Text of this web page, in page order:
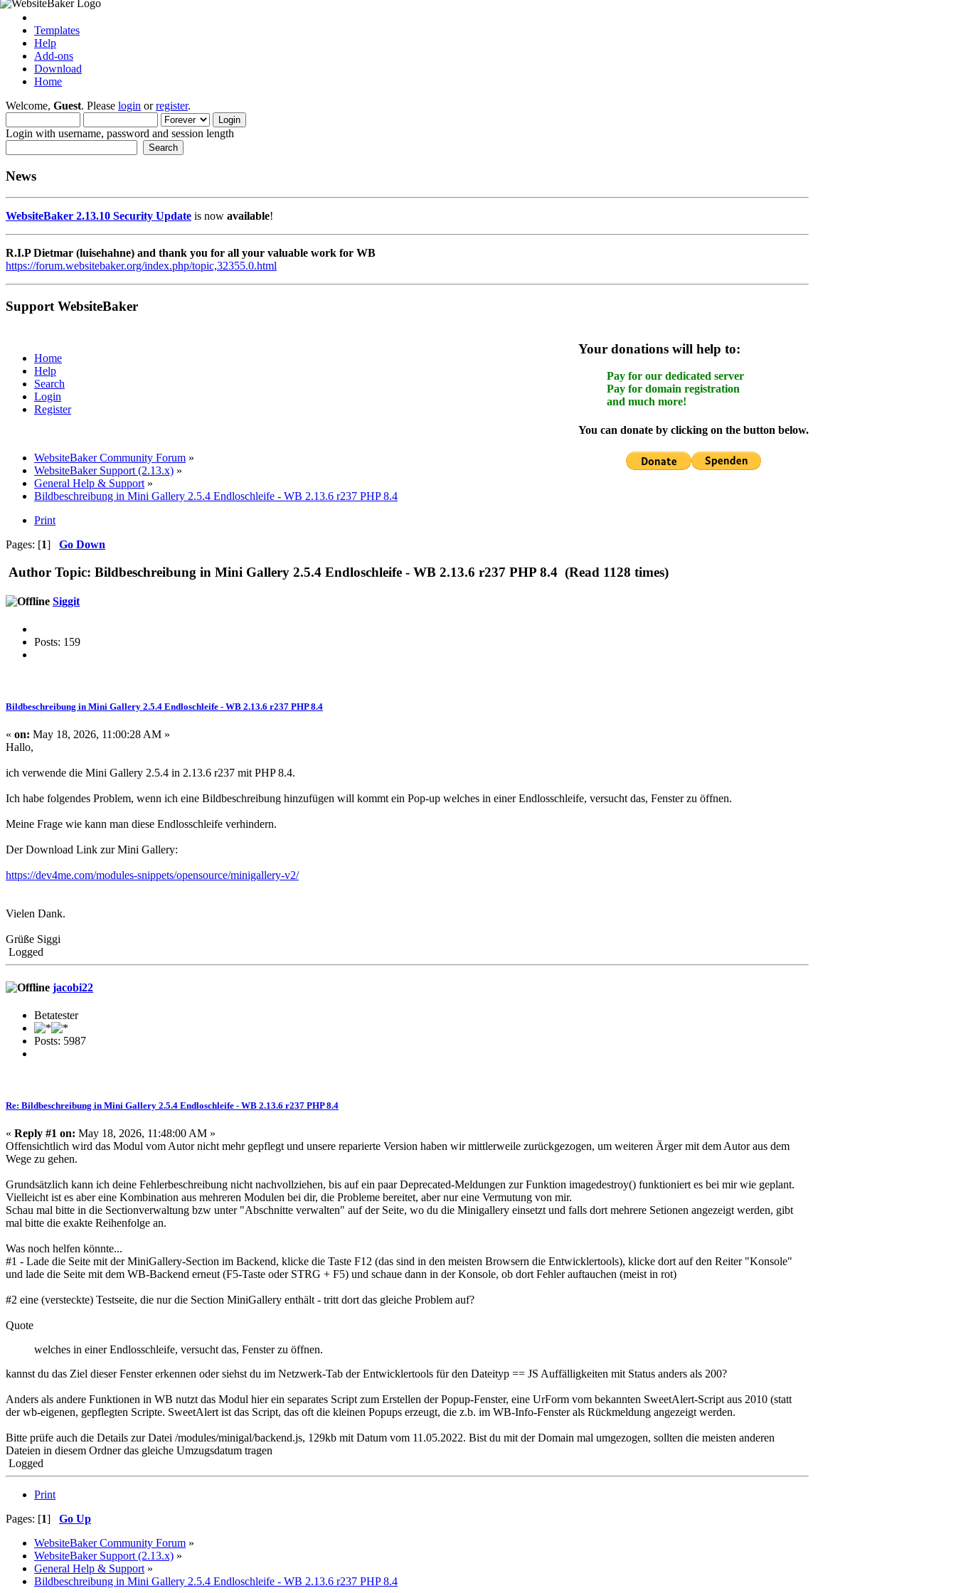
Templates
Help
Add-ons
Download
Home
Welcome, Guest. Please login orregister.
Login with username, password and session length
News
WebsiteBaker 2.13.10 Security Update is now available!
R.I.P Dietmar (luisehahne) and thank you for all your valuable work for WB
https://forum.websitebaker.org/index.php/topic,32355.0.html
Support WebsiteBaker
Your donations will help to:
Pay for our dedicated server
Pay for domain registration
and much more!
You can donate by clicking on the button below.
Home
Help
Search
Login
Register
WebsiteBaker Community Forum »
WebsiteBaker Support (2.13.x) »
General Help & Support »
Bildbeschreibung in Mini Gallery 2.5.4 Endloschleife - WB 2.13.6 r237 PHP 8.4
Print
Pages: [1] Go Down
Author Topic: Bildbeschreibung in Mini Gallery 2.5.4 Endloschleife - WB 2.13.6 r237 PHP 8.4 (Read 1128 times)
Siggit
Posts: 159
Bildbeschreibung in Mini Gallery 2.5.4 Endloschleife - WB 2.13.6 r237 PHP 8.4
« on: May 18, 2026, 11:00:28 AM »
Hallo,
ich verwende die Mini Gallery 2.5.4 in 2.13.6 r237 mit PHP 8.4.
Ich habe folgendes Problem, wenn ich eine Bildbeschreibung hinzufügen will kommt ein Pop-up welches in einer Endlosschleife, versucht das, Fenster zu öffnen.
Meine Frage wie kann man diese Endlosschleife verhindern.
Der Download Link zur Mini Gallery:
https://dev4me.com/modules-snippets/opensource/minigallery-v2/
Vielen Dank.
Grüße Siggi
Logged
jacobi22
Betatester
Posts: 5987
Re: Bildbeschreibung in Mini Gallery 2.5.4 Endloschleife - WB 2.13.6 r237 PHP 8.4
« Reply #1 on: May 18, 2026, 11:48:00 AM »
Offensichtlich wird das Modul vom Autor nicht mehr gepflegt und unsere reparierte Version haben wir mittlerweile zurückgezogen, um weiteren Ärger mit dem Autor aus dem
Wege zu gehen.
Grundsätzlich kann ich deine Fehlerbeschreibung nicht nachvollziehen, bis auf ein paar Deprecated-Meldungen zur Funktion imagedestroy() funktioniert es bei mir wie geplant.
Vielleicht ist es aber eine Kombination aus mehreren Modulen bei dir, die Probleme bereitet, aber nur eine Vermutung von mir.
Schau mal bitte in die Sectionverwaltung bzw unter "Abschnitte verwalten" auf der Seite, wo du die Minigallery einsetzt und falls dort mehrere Setionen angezeigt werden, gibt
mal bitte die exakte Reihenfolge an.
Was noch helfen könnte...
#1 - Lade die Seite mit der MiniGallery-Section im Backend, klicke die Taste F12 (das sind in den meisten Browsern die Entwicklertools), klicke dort auf den Reiter "Konsole"
und lade die Seite mit dem WB-Backend erneut (F5-Taste oder STRG + F5) und schaue dann in der Konsole, ob dort Fehler auftauchen (meist in rot)
#2 eine (versteckte) Testseite, die nur die Section MiniGallery enthält - tritt dort das gleiche Problem auf?
Quote
welches in einer Endlosschleife, versucht das, Fenster zu öffnen.
kannst du das Ziel dieser Fenster erkennen oder siehst du im Netzwerk-Tab der Entwicklertools für den Dateityp == JS Auffälligkeiten mit Status anders als 200?
Anders als andere Funktionen in WB nutzt das Modul hier ein separates Script zum Erstellen der Popup-Fenster, eine UrForm vom bekannten SweetAlert-Script aus 2010 (statt
der wb-eigenen, gepflegten Scripte. SweetAlert ist das Script, das oft die kleinen Popups erzeugt, die z.b. im WB-Info-Fenster als Rückmeldung angezeigt werden.
Bitte prüfe auch die Details zur Datei /modules/minigal/backend.js, 129kb mit Datum vom 11.05.2022. Bist du mit der Domain mal umgezogen, sollten die meisten anderen
Dateien in diesem Ordner das gleiche Umzugsdatum tragen
Logged
Print
Pages: [1] Go Up
WebsiteBaker Community Forum »
WebsiteBaker Support (2.13.x) »
General Help & Support »
Bildbeschreibung in Mini Gallery 2.5.4 Endloschleife - WB 2.13.6 r237 PHP 8.4